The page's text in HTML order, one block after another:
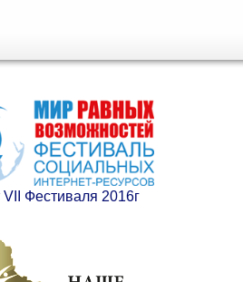
Фестиваля 2016г